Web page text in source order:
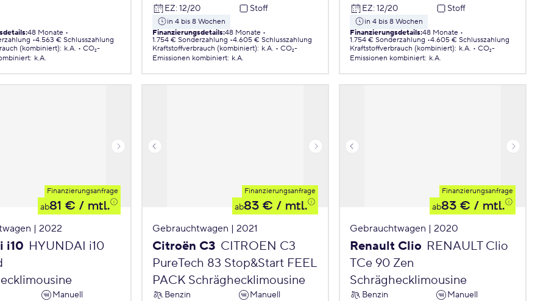
:48 Monate
4.563 € Schlusszahlung
(kombiniert): k.A.
CO₂-
: k.A.
EZ: 12/20 Stoff
in 4 bis 8 Wochen
Finanzierungsdetails:48 Monate
1.754 € Sonderzahlung 4.605 € Schlusszahlung
Kraftstoffverbrauch (kombiniert): k.A.
CO₂-
Emissionen kombiniert: k.A.
EZ: 12/20 Stoff
in 4 bis 8 Wochen
Finanzierungsdetails:48 Monate
1.754 € Sonderzahlung 4.605 € Schlusszahlung
Kraftstoffverbrauch (kombiniert): k.A.
CO₂-
Emissionen kombiniert: k.A.
Finanzierungsanfrage
ab81 € / mtl.
| 2022
i10 HYUNDAI i10
Manuell
Finanzierungsanfrage
ab83 € / mtl.
Gebrauchtwagen | 2021
Citroën C3 CITROEN C3
PureTech 83 Stop&Start FEEL
PACK Schräghecklimousine
Benzin
Manuell
Finanzierungsanfrage
ab83 € / mtl.
Gebrauchtwagen | 2020
Renault Clio RENAULT Clio
TCe 90 Zen
Schräghecklimousine
Benzin
Manuell